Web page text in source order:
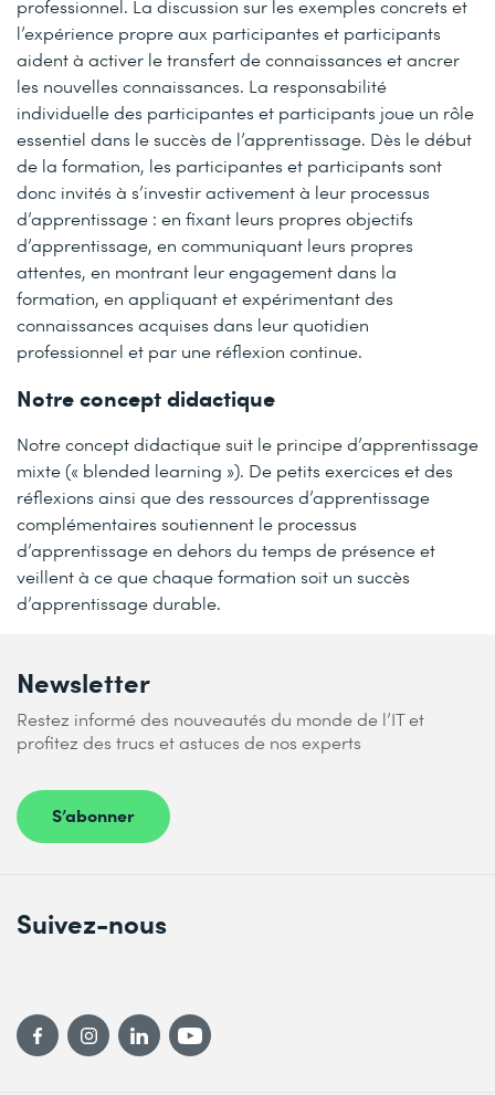
professionnel. La discussion sur les exemples concrets et
l’expérience propre aux participantes et participants
aident à activer le transfert de connaissances et ancrer
les nouvelles connaissances. La responsabilité
individuelle des participantes et participants joue un rôle
essentiel dans le succès de l’apprentissage. Dès le début
de la formation, les participantes et participants sont
donc invités à s’investir activement à leur processus
d’apprentissage : en fixant leurs propres objectifs
d’apprentissage, en communiquant leurs propres
attentes, en montrant leur engagement dans la
formation, en appliquant et expérimentant des
connaissances acquises dans leur quotidien
professionnel et par une réflexion continue.
Notre concept didactique
Notre concept didactique suit le principe d’apprentissage
mixte (« blended learning »). De petits exercices et des
réflexions ainsi que des ressources d’apprentissage
complémentaires soutiennent le processus
d’apprentissage en dehors du temps de présence et
veillent à ce que chaque formation soit un succès
d’apprentissage durable.
Newsletter
Restez informé des nouveautés du monde de l’IT et
profitez des trucs et astuces de nos experts
S’abonner
Suivez-nous